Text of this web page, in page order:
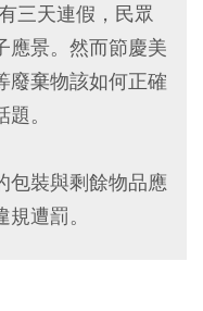
三天連假，民眾
應景。然而節慶美
廢棄物該如何正確
。
包裝與剩餘物品應
遭罰。